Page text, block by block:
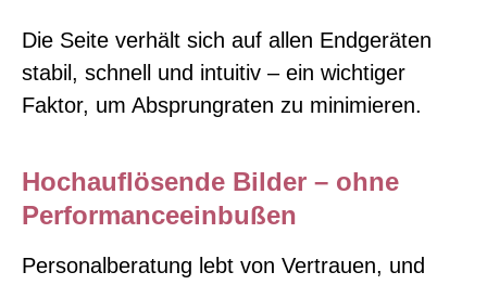
Die Seite verhält sich auf allen Endgeräten
stabil, schnell und intuitiv – ein wichtiger
Faktor, um Absprungraten zu minimieren.
Hochauflösende Bilder – ohne
Performanceeinbußen
Personalberatung lebt von Vertrauen, und